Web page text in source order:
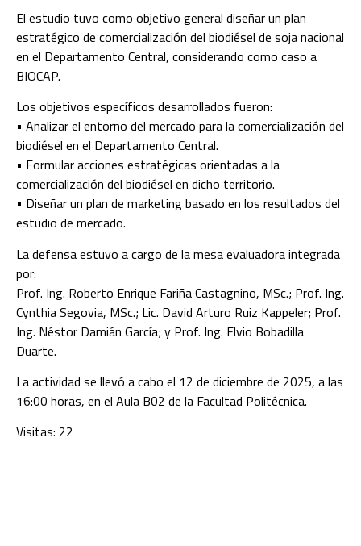
El estudio tuvo como objetivo general diseñar un plan
estratégico de comercialización del biodiésel de soja nacional
en el Departamento Central, considerando como caso a
BIOCAP.
Los objetivos específicos desarrollados fueron:
• Analizar el entorno del mercado para la comercialización del
biodiésel en el Departamento Central.
• Formular acciones estratégicas orientadas a la
comercialización del biodiésel en dicho territorio.
• Diseñar un plan de marketing basado en los resultados del
estudio de mercado.
La defensa estuvo a cargo de la mesa evaluadora integrada
por:
Prof. Ing. Roberto Enrique Fariña Castagnino, MSc.; Prof. Ing.
Cynthia Segovia, MSc.; Lic. David Arturo Ruiz Kappeler; Prof.
Ing. Néstor Damián García; y Prof. Ing. Elvio Bobadilla
Duarte.
La actividad se llevó a cabo el 12 de diciembre de 2025, a las
16:00 horas, en el Aula B02 de la Facultad Politécnica.
Visitas: 22